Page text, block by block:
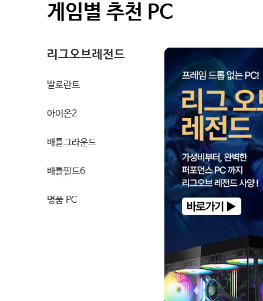
게임별 추천 PC
리그오브레전드
발로란트
아이온2
배틀그라운드
배틀필드6
명품 PC